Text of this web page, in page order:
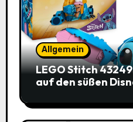
Allgemein
LEGO Stitch
auf den süßen